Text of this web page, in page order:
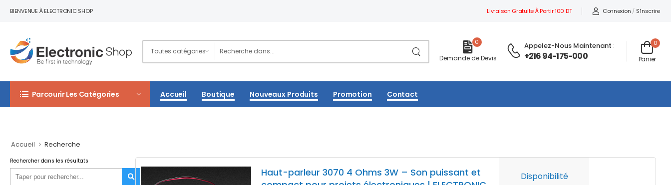
BIENVENUE À ELECTRONIC SHOP Livraison Gratuite À Partir 100 DT Connexion / S'inscrire
0
Demande de Devis
Appelez-Nous Maintenant :
+216 94-175-000
0
Panier
Parcourir Les Catégories Accueil Boutique Nouveaux Produits Promotion Contact
Accueil Recherche
Rechercher dans les résultats
Haut-parleur 3070 4 Ohms 3W – Son puissant et
Disponibilité